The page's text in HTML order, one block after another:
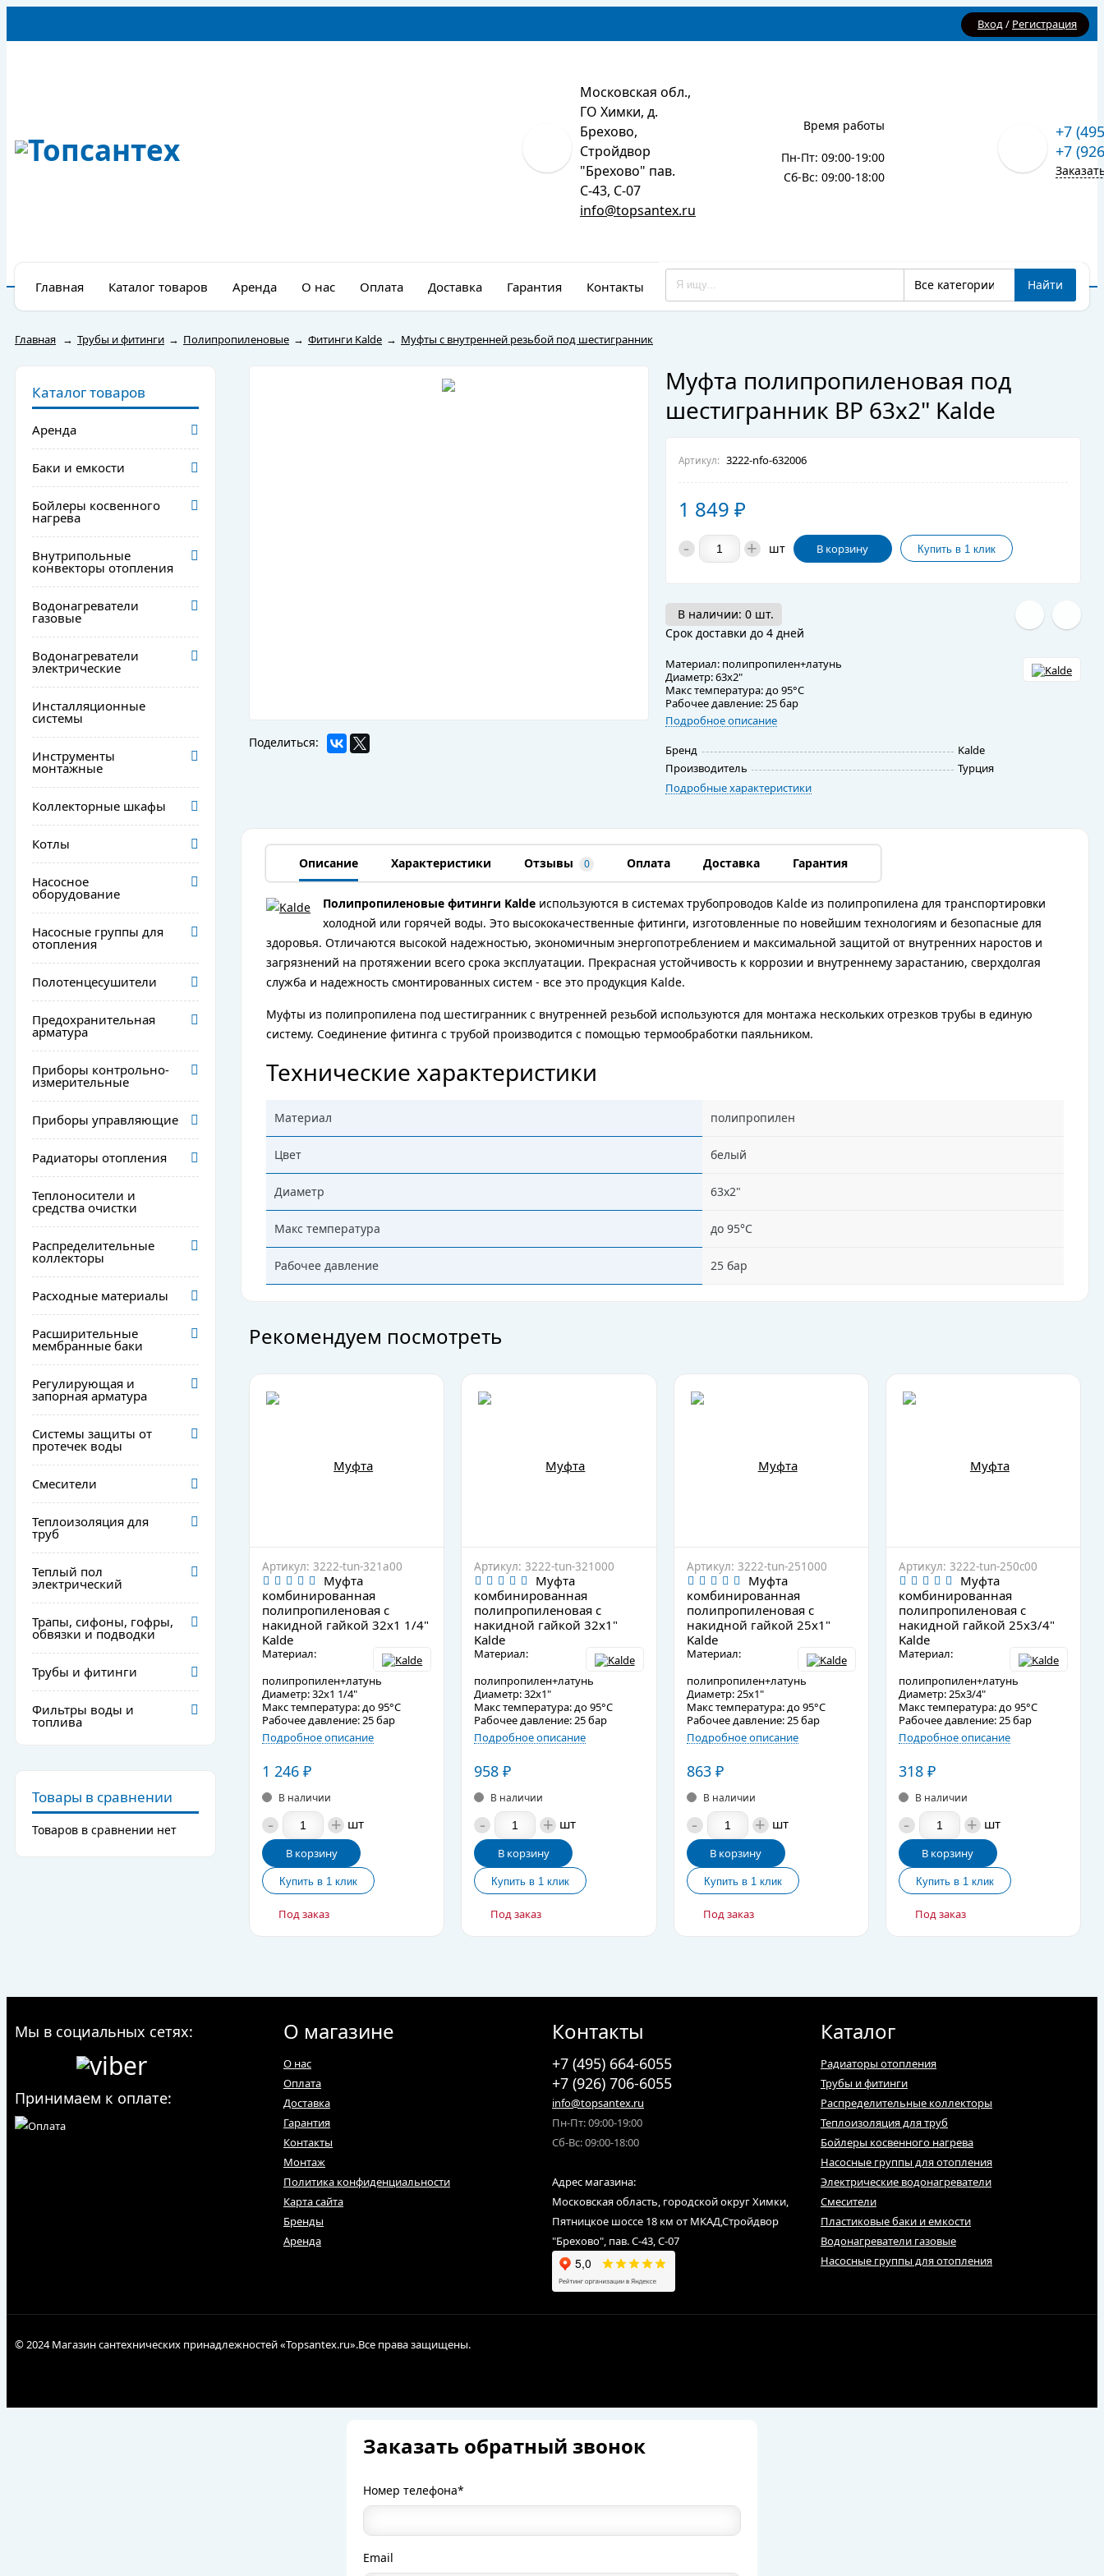
Вход/ Регистрация
Московская обл.,
ГО Химки, д.
Брехово,
Стройдвор
"Брехово" пав.
С-43, С-07
info@topsantex.ru
Время работы
Пн-Пт: 09:00-19:00
Сб-Вс: 09:00-18:00
+7
+7
Все категории Найти
Все категории Найти
Главная Каталог товаров Аренда О нас Оплата Доставка Гарантия Контакты Монтаж
Главная → Трубы и фитинги → Полипропиленовые → Фитинги Kalde → Муфты с внутренней резьбой под шестигранник
Каталог товаров
Аренда
Баки и емкости
Бойлеры косвенного
нагрева
Внутрипольные
конвекторы отопления
Водонагреватели
газовые
Водонагреватели
электрические
Инсталляционные
системы
Инструменты
монтажные
Коллекторные шкафы
Котлы
Насосное
оборудование
Насосные группы для
отопления
Полотенцесушители
Предохранительная
арматура
Приборы контрольно-
измерительные
Приборы управляющие
Радиаторы отопления
Теплоносители и
средства очистки
Распределительные
коллекторы
Расходные материалы
Расширительные
мембранные баки
Регулирующая и
запорная арматура
Системы защиты от
протечек воды
Смесители
Теплоизоляция для
труб
Теплый пол
электрический
Трапы, сифоны, гофры,
обвязки и подводки
Трубы и фитинги
Фильтры воды и
топлива
Товары в сравнении
Товаров в сравнении нет
Поделиться:
Муфта полипропиленовая под
шестигранник ВР 63x2" Kalde
Артикул: 3222-nfo-632006
1 849 ₽
- + шт В корзину
В наличии: 0 шт.
Срок доставки до 4 дней
Материал: полипропилен+латунь
Диаметр: 63x2"
Макс температура: до 95°C
Рабочее давление: 25 бар
Подробное описание
Бренд
Kalde
Производитель
Турция
Подробные характеристики
Описание Характеристики Отзывы 0 Оплата Доставка Гарантия
Полипропиленовые фитинги Kalde используются в системах трубопроводов Kalde из полипропилена для транспортировки
холодной или горячей воды. Это высококачественные фитинги, изготовленные по новейшим технологиям и безопасные для
здоровья. Отличаются высокой надежностью, экономичным энергопотреблением и максимальной защитой от внутренних наростов и
загрязнений на протяжении всего срока эксплуатации. Прекрасная устойчивость к коррозии и внутреннему зарастанию, сверхдолгая
служба и надежность смонтированных систем - все это продукция Kalde.
Муфты из полипропилена под шестигранник с внутренней резьбой используются для монтажа нескольких отрезков трубы в единую
систему. Соединение фитинга с трубой производится с помощью термообработки паяльником.
Технические характеристики
Материал полипропилен
Цвет белый
Диаметр 63x2"
Макс температура до 95°C
Рабочее давление 25 бар
Рекомендуем посмотреть
Артикул: 3222-tun-321a00
Муфта
комбинированная
полипропиленовая с
накидной гайкой 32х1 1/4"
Kalde
Материал:
полипропилен+латунь
Диаметр: 32х1 1/4"
Макс температура: до 95°C
Рабочее давление: 25 бар
Подробное описание
1 246 ₽
В наличии
- + шт
В корзину
Под заказ
Артикул: 3222-tun-321000
Муфта
комбинированная
полипропиленовая с
накидной гайкой 32х1"
Kalde
Материал:
полипропилен+латунь
Диаметр: 32х1"
Макс температура: до 95°C
Рабочее давление: 25 бар
Подробное описание
958₽
В наличии
- + шт
В корзину
Под заказ
Артикул: 3222-tun-251000
Муфта
комбинированная
полипропиленовая с
накидной гайкой 25х1"
Kalde
Материал:
полипропилен+латунь
Диаметр: 25х1"
Макс температура: до 95°C
Рабочее давление: 25 бар
Подробное описание
863 ₽
В наличии
- + шт
В корзину
Под заказ
Артикул: 3222-tun-250c00
Муфта
комбинированная
полипропиленовая с
накидной гайкой 25х3/4"
Kalde
Материал:
полипропилен+латунь
Диаметр: 25х3/4"
Макс температура: до 95°C
Рабочее давление: 25 бар
Подробное описание
318 ₽
В наличии
- + шт
В корзину
Под заказ
Мы в социальных сетях:
Принимаем к оплате:
О магазине
О нас
Оплата
Доставка
Гарантия
Контакты
Монтаж
Политика конфиденциальности
Карта сайта
Бренды
Аренда
Контакты
+7 (495) 664-6055
+7 (926) 706-6055
info@topsantex.ru
Пн-Пт: 09:00-19:00
Сб-Вс: 09:00-18:00
Адрес магазина:
Московская область, городской округ Химки,
Пятницкое шоссе 18 км от МКАД,Стройдвор
"Брехово", пав. С-43, С-07
Каталог
Радиаторы отопления
Трубы и фитинги
Распределительные коллекторы
Теплоизоляция для труб
Бойлеры косвенного нагрева
Насосные группы для отопления
Электрические водонагреватели
Смесители
Пластиковые баки и емкости
Водонагреватели газовые
Насосные группы для отопления
© 2024 Магазин сантехнических принадлежностей «Topsantex.ru».Все права защищены.
Заказать обратный звонок
Номер телефона*
Email